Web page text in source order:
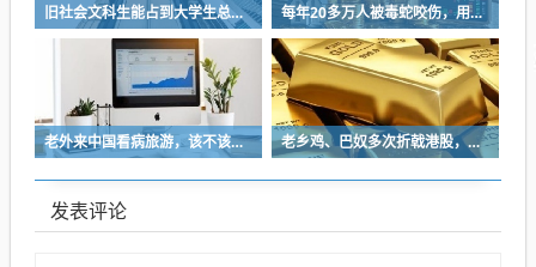
旧社会文科生能占到大学生总数的46％，理工科却不到17％ 每年20多万人被毒蛇咬伤，用上救命血清的不到两成，基层医生“不敢打”
老外来中国看病旅游，该不该大力欢迎？ 老乡鸡、巴奴多次折戟港股，餐饮上市变难了吗？
发表评论